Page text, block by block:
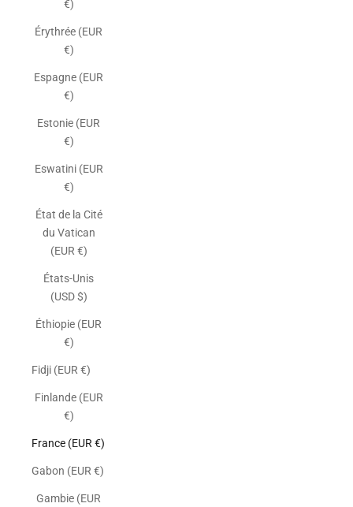
€)
Érythrée (EUR
€)
Espagne (EUR
€)
Estonie (EUR
€)
Eswatini (EUR
€)
État de la Cité
du Vatican
(EUR €)
États-Unis
(USD $)
Éthiopie (EUR
€)
Fidji (EUR €)
Finlande (EUR
€)
France (EUR €)
Gabon (EUR €)
Gambie (EUR